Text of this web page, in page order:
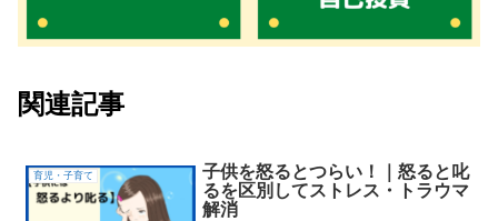
関連記事
育児・子育て
子供を怒るとつらい！｜怒ると叱
るを区別してストレス・トラウマ
解消